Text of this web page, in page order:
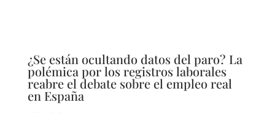
¿Se están ocultando datos del paro? La
polémica por los registros laborales
reabre el debate sobre el empleo real
en España